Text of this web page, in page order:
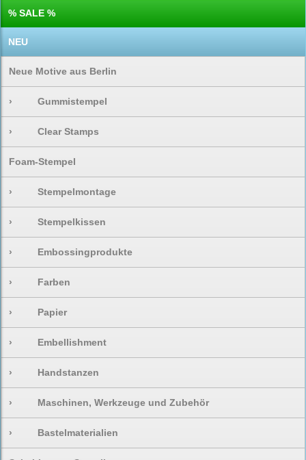
% SALE %
NEU
Neue Motive aus Berlin
› Gummistempel
› Clear Stamps
Foam-Stempel
› Stempelmontage
› Stempelkissen
› Embossingprodukte
› Farben
› Papier
› Embellishment
› Handstanzen
› Maschinen, Werkzeuge und Zubehör
› Bastelmaterialien